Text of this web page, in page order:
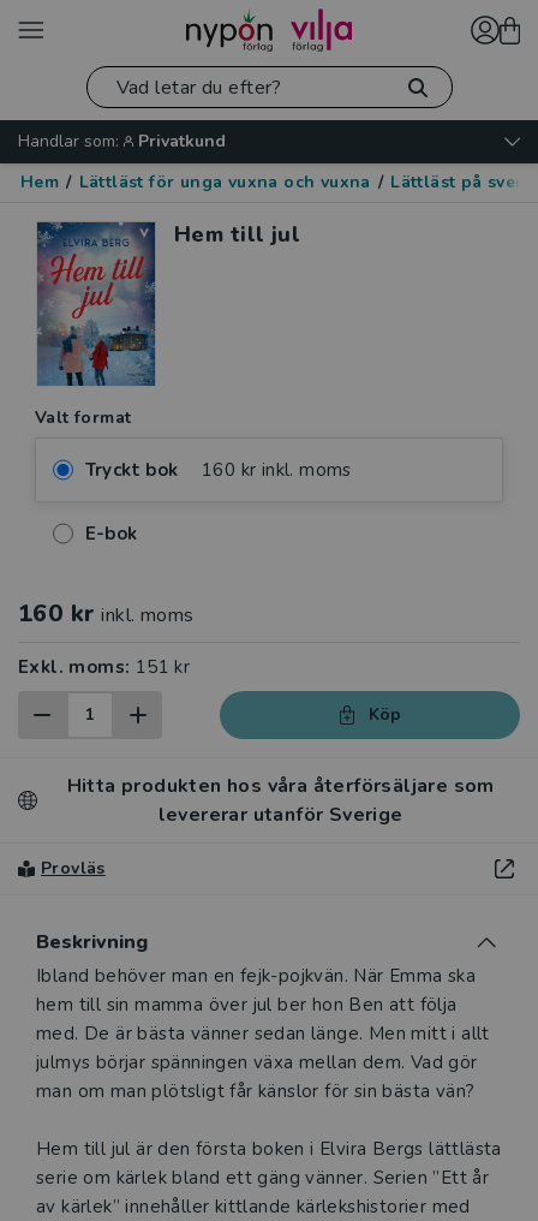
Handlar som:
Privatkund
Hem / Lättläst för unga vuxna och vuxna / Lättläst på
Hem till jul
Valt format
Tryckt bok 160 kr inkl. moms
E-bok
160 kr inkl. moms
Exkl. moms: 151 kr
Köp
Hitta produkten hos våra återförsäljare som
levererar utanför Sverige
Provläs
Beskrivning
Beskrivning
Ibland behöver man en fejk-pojkvän. När Emma ska
hem till sin mamma över jul ber hon Ben att följa
med. De är bästa vänner sedan länge. Men mitt i allt
julmys börjar spänningen växa mellan dem. Vad gör
man om man plötsligt får känslor för sin bästa vän?
Hem till jul är den första boken i Elvira Bergs lättlästa
serie om kärlek bland ett gäng vänner. Serien ”Ett år
av kärlek” innehåller kittlande kärlekshistorier med